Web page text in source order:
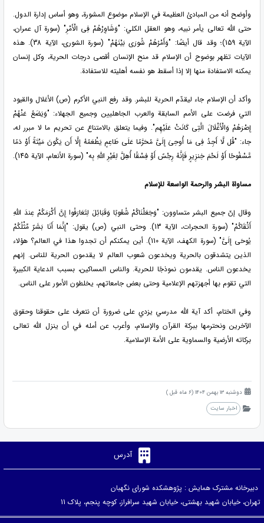
وأوضح أنه من المبادئ العظيمة في الإسلام موضوع المشورة، وهو أساس إدارة الدول.
حتى الله تعالى يأمر نبيه، وهو العقل الكلي: "وَشَاوِرْهُمْ فِی الْأَمْرِ" (سورة آل عمران،
الآية 159)؛ وقد قال أيضًا: "وَأَمْرُهُمْ شُورَى بَیْنَهُمْ" (سورة الشورى، الآية 38). هذه
الآيات تظهر بوضوح أن الإسلام قد منح الإنسان أقصى درجات الحرية، وكل إنسان
يمكنه الاستفادة منها إلا إذا أسقط هو نفسه أهليته للاستفادة.
وأكد أن الإسلام جاء ليقدّم الحرية للبشر. وقد رفع النبي الأكرم (ص) الأغلال والقيود
التي فرضت على الأمم السابقة والعرب الجاهليين وجميع الجهلاء: "وَیَضَعُ عَنْهُمْ
إِصْرَهُمْ وَالْأَغْلَالَ الَّتِی کَانَتْ عَلَیْهِم". وفيما يتعلق بالامتناع عن تحريم ما لا مبرر له،
جاء: "قُل لَّا أَجِدُ فِی مَا أُوحِیَ إِلَیَّ مُحَرَّمًا عَلَى طَاعِمٍ یَطْعَمُهُ إِلَّا أَن یَکُونَ مَیْتَةً أَوْ دَمًا
مَّسْفُوحًا أَوْ لَحْمَ خِنزِیرٍ فَإِنَّهُ رِجْسٌ أَوْ فِسْقًا أُهِلَّ لِغَیْرِ اللَّهِ بِه" (سورة الأنعام، الآية 145).
مساواة البشر والرحمة الواسعة للإسلام
وقال إنّ جميع البشر متساوون: "وَجَعَلْنَاکُمْ شُعُوبًا وَقَبَائِلَ لِتَعَارَفُوا إِنَّ أَکْرَمَکُمْ عِندَ اللَّهِ
أَتْقَاکُمْ" (سورة الحجرات، الآية 13). وحتى النبي (ص) يقول: "إِنَّمَا أَنَا بَشَرٌ مِّثْلُکُمْ
یُوحَى إِلَیَّ" (سورة الكهف، الآية 110). أين يمكنكم أن تجدوا هذا في العالم؟ هؤلاء
الذين يتشدقون بالحرية ويخدعون شعوب العالم لا يقدمون الحرية للناس. إنهم
يخدعون الناس. يقدمون نموذجًا للحرية. والناس المساكين، بسبب الدعاية الكبيرة
التي تقوم بها أجهزتهم الإعلامية وحتى بعض جامعاتهم، يخلطون الأمور على الناس.
وفي الختام، أكد آية الله مدرسي يزدي على ضرورة أن نتعرف على حقوقنا وحقوق
الآخرين ونحترمها ببركة القرآن والإسلام، وأعرب عن أمله في أن ينزل الله تعالى
بركاته الأرضية والسماوية على الأمة الإسلامية.
دوشنبه 13 بهمن 1404 (6 ماه قبل )
اخبار سایت
آدرس
دبیرخانه مشترک همایش : پژوهشکده شورای نگهبان
تهران، خیابان شهید بهشتی، خیابان شهید سرافراز، کوچه پنجم، پلاک 11